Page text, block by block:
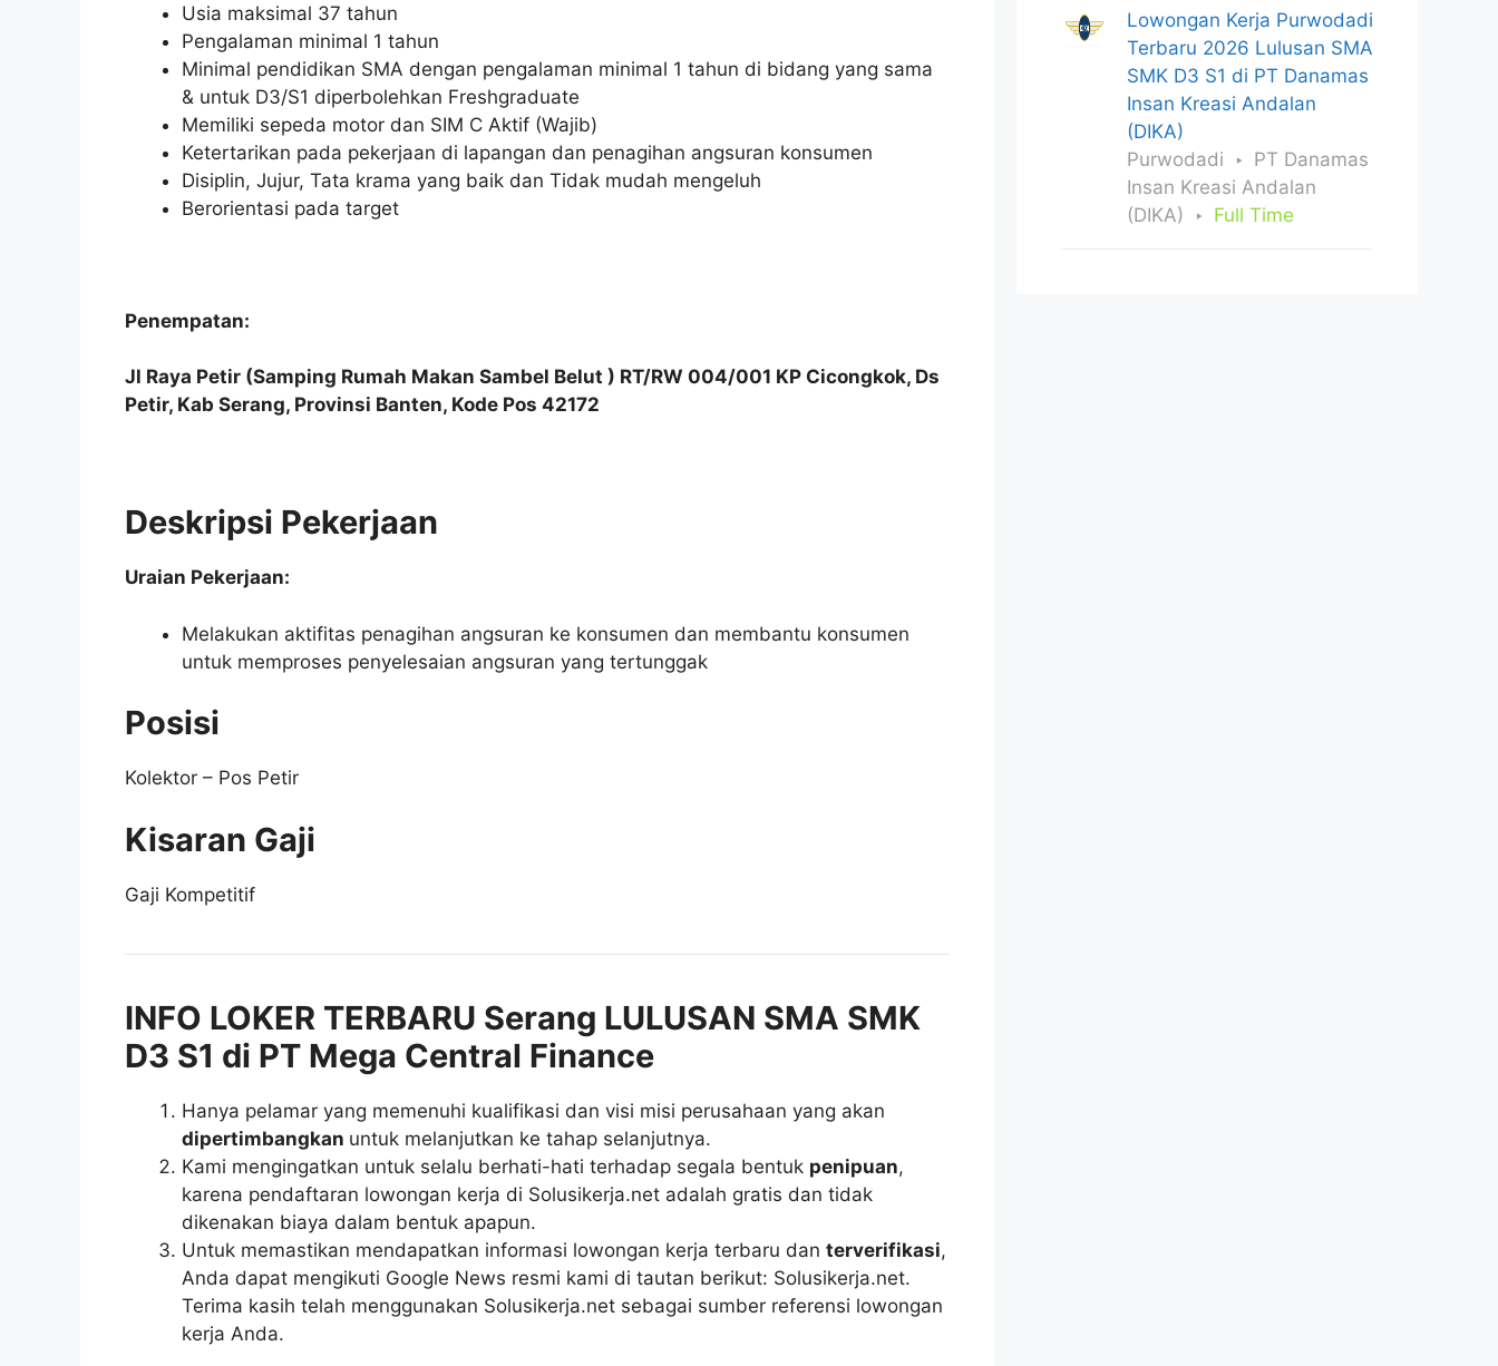
Usia maksimal 37 tahun
Pengalaman minimal 1 tahun
Minimal pendidikan SMA dengan pengalaman minimal 1 tahun di bidang yang sama
& untuk D3/S1 diperbolehkan Freshgraduate
Memiliki sepeda motor dan SIM C Aktif (Wajib)
Ketertarikan pada pekerjaan di lapangan dan penagihan angsuran konsumen
Disiplin, Jujur, Tata krama yang baik dan Tidak mudah mengeluh
Berorientasi pada target
Penempatan:
Jl Raya Petir (Samping Rumah Makan Sambel Belut ) RT/RW 004/001 KP Cicongkok, Ds
Petir, Kab Serang, Provinsi Banten, Kode Pos 42172
Deskripsi Pekerjaan
Uraian Pekerjaan:
Melakukan aktifitas penagihan angsuran ke konsumen dan membantu konsumen
untuk memproses penyelesaian angsuran yang tertunggak
Posisi
Kolektor – Pos Petir
Kisaran Gaji
Gaji Kompetitif
INFO LOKER TERBARU Serang LULUSAN SMA SMK
D3 S1 di PT Mega Central Finance
Hanya pelamar yang memenuhi kualifikasi dan visi misi perusahaan yang akan
dipertimbangkan untuk melanjutkan ke tahap selanjutnya.
Kami mengingatkan untuk selalu berhati-hati terhadap segala bentuk penipuan,
karena pendaftaran lowongan kerja di Solusikerja.net adalah gratis dan tidak
dikenakan biaya dalam bentuk apapun.
Untuk memastikan mendapatkan informasi lowongan kerja terbaru dan terverifikasi,
Anda dapat mengikuti Google News resmi kami di tautan berikut: Solusikerja.net.
Terima kasih telah menggunakan Solusikerja.net sebagai sumber referensi lowongan
kerja Anda.
Lowongan Kerja Purwodadi
Terbaru 2026 Lulusan SMA
SMK D3 S1 di PT Danamas
Insan Kreasi Andalan
(DIKA)
Purwodadi
PT Danamas
Insan Kreasi Andalan
(DIKA)
Full Time